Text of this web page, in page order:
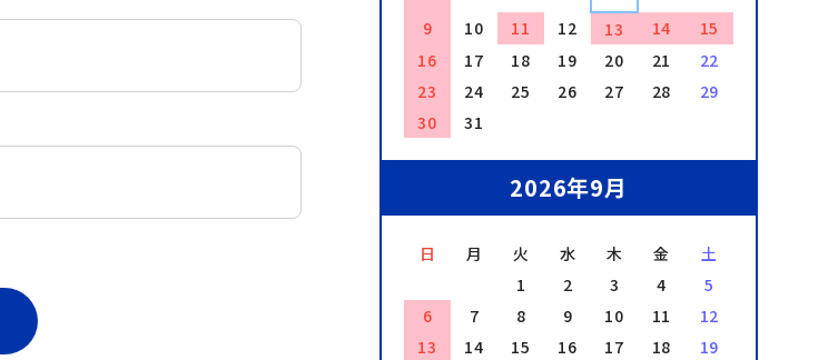
9
10 11 12 13 14
15
16
17 18 19 20 21
22
23
24 25 26 27 28
29
30
31
2026年9月
日 月 火 水 木 金
土
1
2 3 4
5
6
7 8 9 10 11
12
13
14 15 16 17 18
19